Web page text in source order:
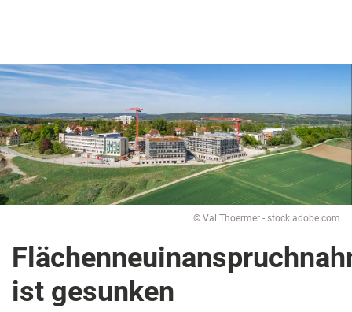
© Val Thoermer - stock.adobe.com
ist gesunken